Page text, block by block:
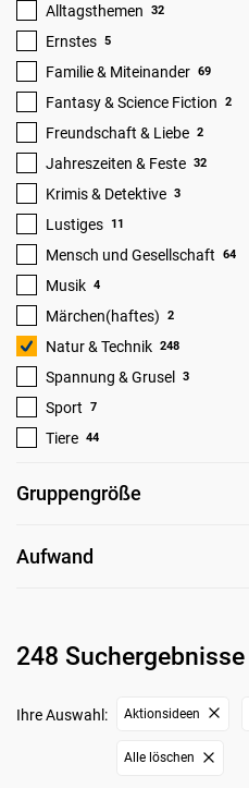
Alltagsthemen 32
Ernstes 5
Familie & Miteinander 69
Fantasy & Science Fiction 2
Freundschaft & Liebe 2
Jahreszeiten & Feste 32
Krimis & Detektive 3
Lustiges 11
Mensch und Gesellschaft 64
Musik 4
Märchen(haftes) 2
Natur & Technik 248
Spannung & Grusel 3
Sport 7
Tiere 44
Gruppengröße
Aufwand
248 Suchergebnisse
Ihre Auswahl: Aktionsideen
Alle löschen